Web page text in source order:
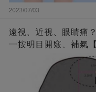
2023/07/03
遠視、近視、眼睛痛
一按明目開竅、補氣